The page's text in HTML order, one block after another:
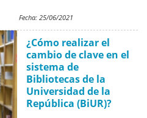
Fecha: 25/06/2021
¿Cómo realizar el
cambio de clave en el
sistema de
Bibliotecas de la
Universidad de la
República (BiUR)?